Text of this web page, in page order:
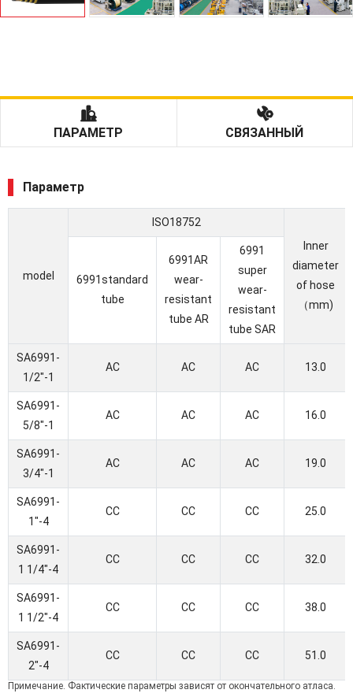
ПАРАМЕТР СВЯЗАННЫЙ
Параметр
model
ISO18752
Inner
diameter
of hose
（mm)
6991standard
tube
6991AR
wear-
resistant
tube AR
6991
super
wear-
resistant
tube SAR
SA6991-
1/2"-1
AC AC AC 13.0
SA6991-
5/8"-1
AC AC AC 16.0
SA6991-
3/4"-1
AC AC AC 19.0
SA6991-
1"-4
CC CC CC 25.0
SA6991-
1 1/4"-4
CC CC CC 32.0
SA6991-
1 1/2"-4
CC CC CC 38.0
SA6991-
2"-4
CC CC CC 51.0
Примечание. Фактические параметры зависят от окончательного атласа.